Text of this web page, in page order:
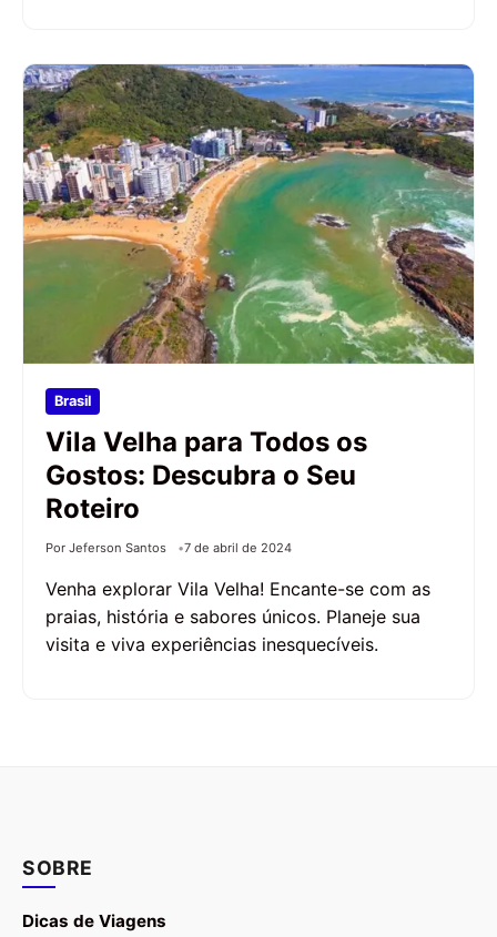
Brasil
Vila Velha para Todos os
Gostos: Descubra o Seu
Roteiro
Por Jeferson Santos 7 de abril de 2024
Venha explorar Vila Velha! Encante-se com as
praias, história e sabores únicos. Planeje sua
visita e viva experiências inesquecíveis.
SOBRE
Dicas de Viagens